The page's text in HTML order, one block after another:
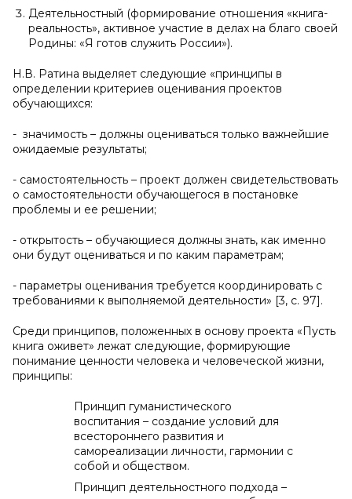
Деятельностный (формирование отношения «книга-
реальность», активное участие в делах на благо своей
Родины: «Я готов служить России»).
Н.В. Ратина выделяет следующие «принципы в
определении критериев оценивания проектов
обучающихся:
- значимость – должны оцениваться только важнейшие
ожидаемые результаты;
- самостоятельность – проект должен свидетельствовать
о самостоятельности обучающегося в постановке
проблемы и ее решении;
- открытость – обучающиеся должны знать, как именно
они будут оцениваться и по каким параметрам;
- параметры оценивания требуется координировать с
требованиями к выполняемой деятельности» [3, с. 97].
Среди принципов, положенных в основу проекта «Пусть
книга оживет» лежат следующие, формирующие
понимание ценности человека и человеческой жизни,
принципы:
Принцип гуманистического
воспитания – создание условий для
всестороннего развития и
самореализации личности, гармонии с
собой и обществом.
Принцип деятельностного подхода –